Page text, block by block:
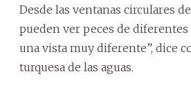
Desde las ventanas circulares
pueden ver peces de diferentes
una vista muy diferente”, dice
turquesa de las aguas.